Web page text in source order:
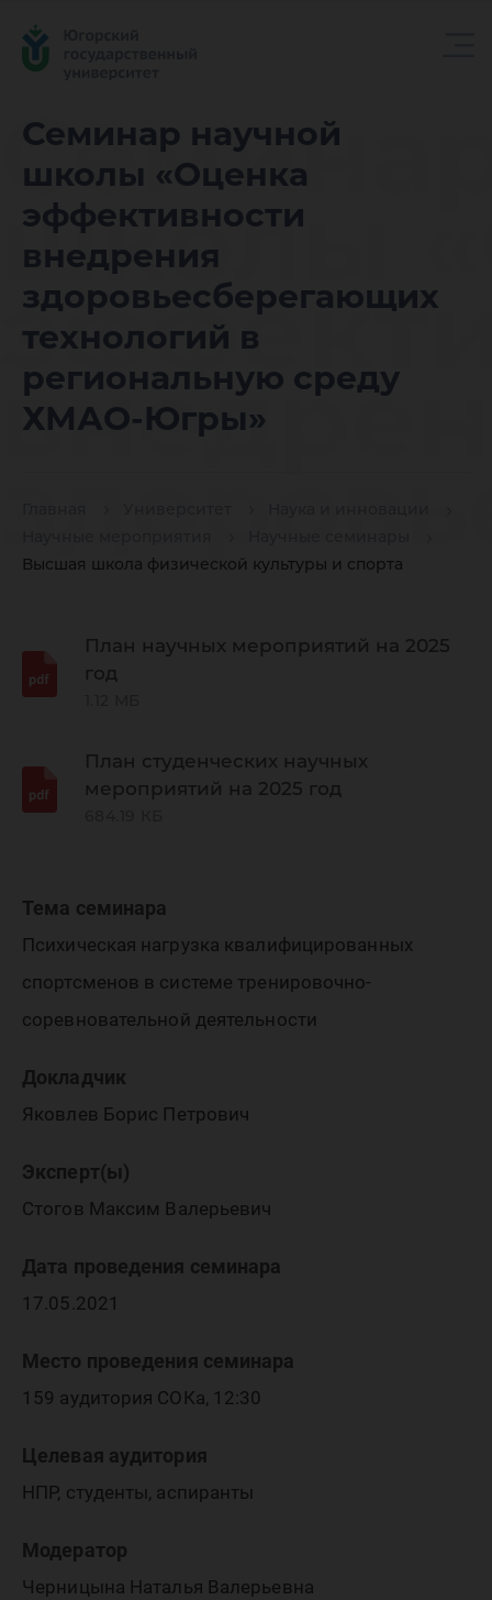
Семинар научной
школы «Оценка
эффективности
внедрения
здоровьесберегающих
технологий в
региональную среду
ХМАО-Югры»
Высшая школа физической культуры и спорта
школы
ХМАО-
План научных мероприятий на 2025
год
План студенческих научных
мероприятий на 2025 год
Тема семинара
Психическая нагрузка квалифицированных
спортсменов в системе тренировочно-
соревновательной деятельности
Докладчик
Яковлев Борис Петрович
Эксперт(ы)
Стогов Максим Валерьевич
Дата проведения семинара
17.05.2021
Место проведения семинара
159 аудитория СОКа, 12:30
Целевая аудитория
НПР, студенты, аспиранты
Модератор
Черницына Наталья Валерьевна